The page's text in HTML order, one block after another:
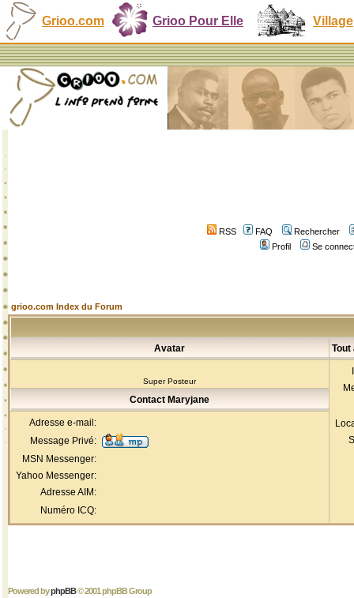
Grioo.com Grioo Pour Elle Village
RSS FAQ
Rechercher
Profil
Se
grioo.com Index du Forum
Avatar Tout
Super Posteur
Contact Maryjane
Adresse e-mail:
Message Privé:
MSN Messenger:
Yahoo Messenger:
Adresse AIM:
Numéro ICQ:
Powered byphpBB© 2001 phpBB Group